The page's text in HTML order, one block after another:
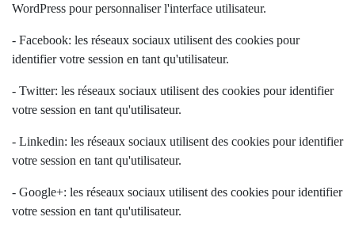
WordPress pour personnaliser l'interface utilisateur.
- Facebook: les réseaux sociaux utilisent des cookies pour
identifier votre session en tant qu'utilisateur.
- Twitter: les réseaux sociaux utilisent des cookies pour identifier
votre session en tant qu'utilisateur.
- Linkedin: les réseaux sociaux utilisent des cookies pour identifier
votre session en tant qu'utilisateur.
- Google+: les réseaux sociaux utilisent des cookies pour identifier
votre session en tant qu'utilisateur.